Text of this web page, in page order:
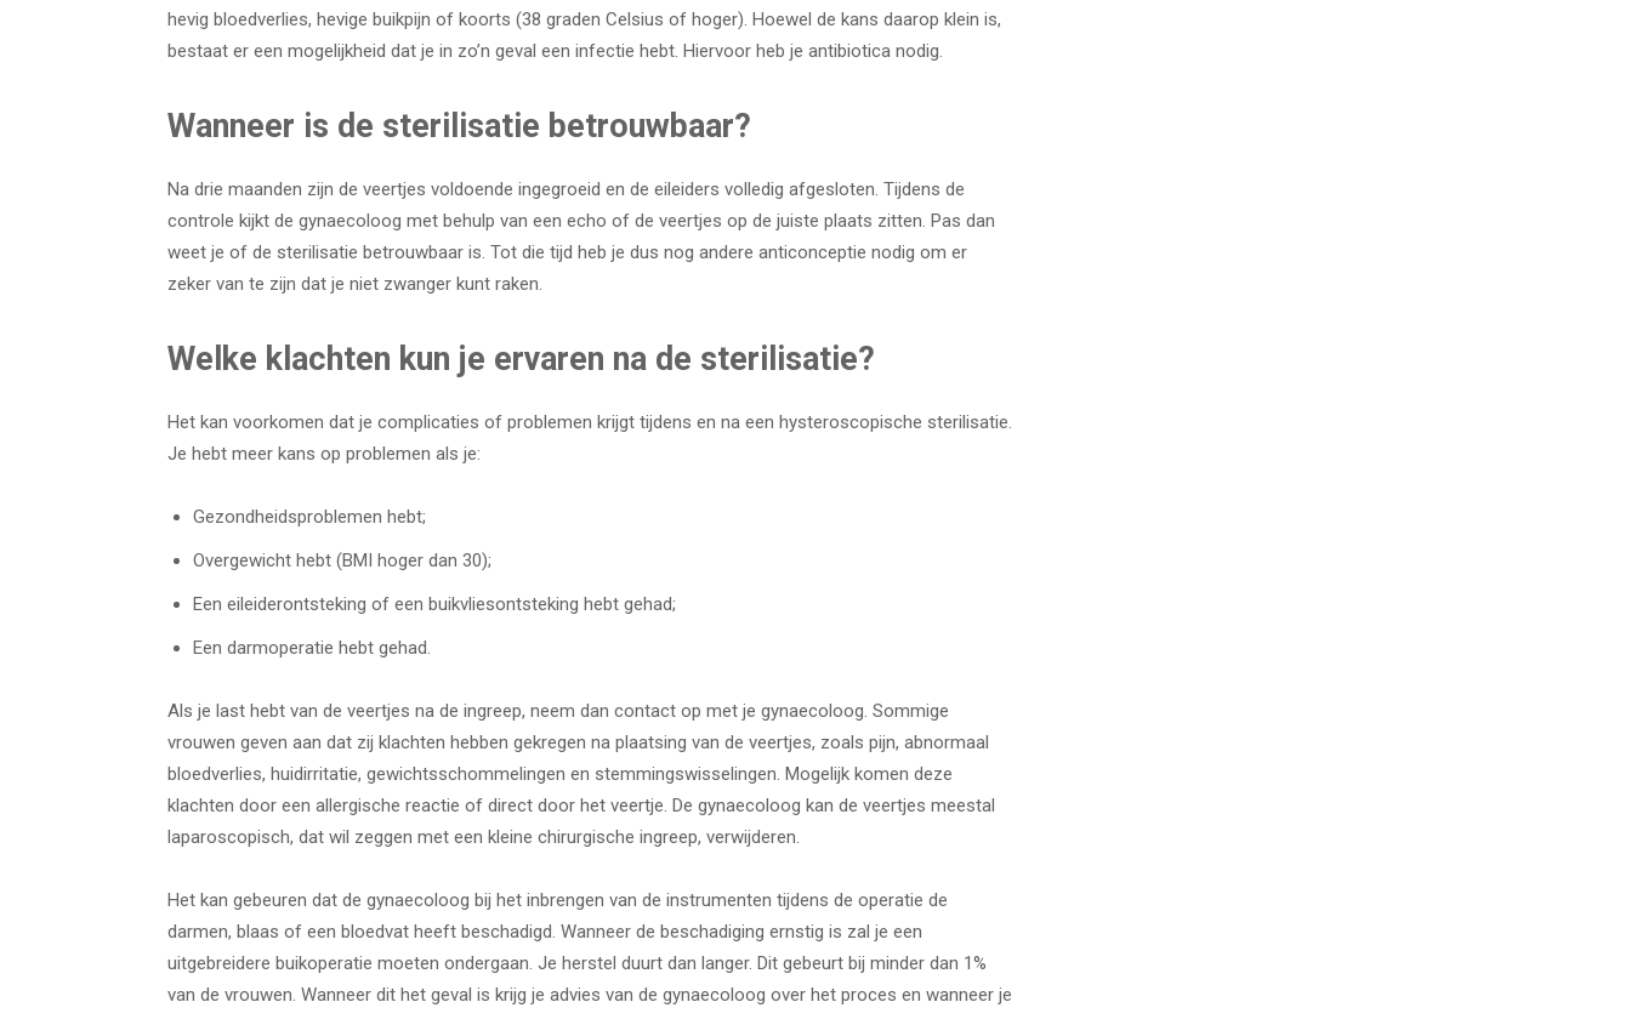
hevig bloedverlies, hevige buikpijn of koorts (38 graden Celsius of hoger). Hoewel de kans daarop klein is,
bestaat er een mogelijkheid dat je in zo’n geval een infectie hebt. Hiervoor heb je antibiotica nodig.
Wanneer is de sterilisatie betrouwbaar?
Na drie maanden zijn de veertjes voldoende ingegroeid en de eileiders volledig afgesloten. Tijdens de
controle kijkt de gynaecoloog met behulp van een echo of de veertjes op de juiste plaats zitten. Pas dan
weet je of de sterilisatie betrouwbaar is. Tot die tijd heb je dus nog andere anticonceptie nodig om er
zeker van te zijn dat je niet zwanger kunt raken.
Welke klachten kun je ervaren na de sterilisatie?
Het kan voorkomen dat je complicaties of problemen krijgt tijdens en na een hysteroscopische sterilisatie.
Je hebt meer kans op problemen als je:
Gezondheidsproblemen hebt;
Overgewicht hebt (BMI hoger dan 30);
Een eileiderontsteking of een buikvliesontsteking hebt gehad;
Een darmoperatie hebt gehad.
Als je last hebt van de veertjes na de ingreep, neem dan contact op met je gynaecoloog. Sommige
vrouwen geven aan dat zij klachten hebben gekregen na plaatsing van de veertjes, zoals pijn, abnormaal
bloedverlies, huidirritatie, gewichtsschommelingen en stemmingswisselingen. Mogelijk komen deze
klachten door een allergische reactie of direct door het veertje. De gynaecoloog kan de veertjes meestal
laparoscopisch, dat wil zeggen met een kleine chirurgische ingreep, verwijderen.
Het kan gebeuren dat de gynaecoloog bij het inbrengen van de instrumenten tijdens de operatie de
darmen, blaas of een bloedvat heeft beschadigd. Wanneer de beschadiging ernstig is zal je een
uitgebreidere buikoperatie moeten ondergaan. Je herstel duurt dan langer. Dit gebeurt bij minder dan 1%
van de vrouwen. Wanneer dit het geval is krijg je advies van de gynaecoloog over het proces en wanneer je